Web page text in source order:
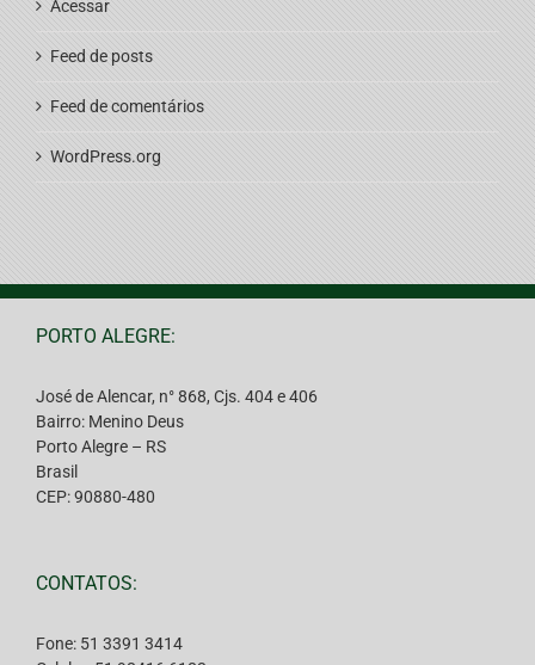
Acessar
Feed de posts
Feed de comentários
WordPress.org
PORTO ALEGRE:
José de Alencar, n° 868, Cjs. 404 e 406
Bairro: Menino Deus
Porto Alegre – RS
Brasil
CEP: 90880-480
CONTATOS:
Fone: 51 3391 3414